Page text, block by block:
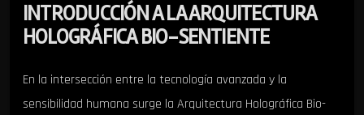
INTRODUCCIÓN A LA ARQUITECTURA
HOLOGRÁFICA BIO-SENTIENTE
En la intersección entre la tecnología avanzada y la
sensibilidad humana surge la Arquitectura Holográfica Bio-